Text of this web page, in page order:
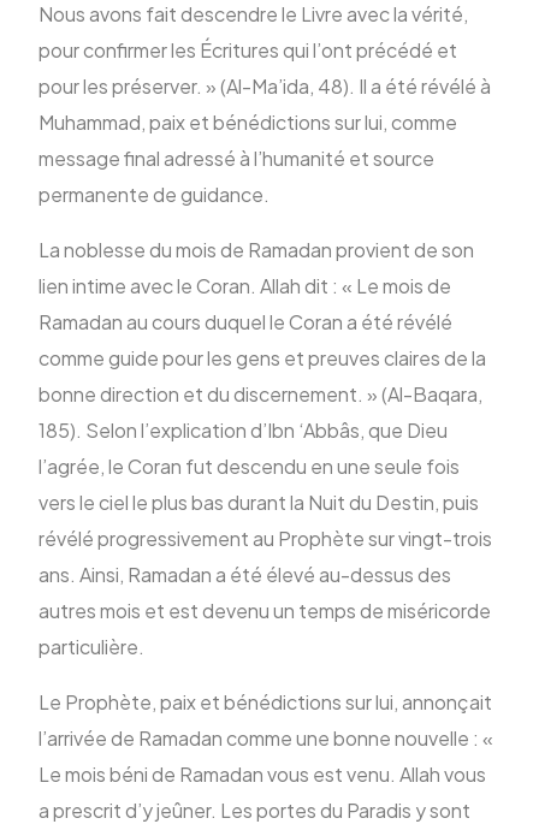
Nous avons fait descendre le Livre avec la vérité,
pour confirmer les Écritures qui l’ont précédé et
pour les préserver. » (Al-Ma’ida, 48). Il a été révélé à
Muhammad, paix et bénédictions sur lui, comme
message final adressé à l’humanité et source
permanente de guidance.
La noblesse du mois de Ramadan provient de son
lien intime avec le Coran. Allah dit : « Le mois de
Ramadan au cours duquel le Coran a été révélé
comme guide pour les gens et preuves claires de la
bonne direction et du discernement. » (Al-Baqara,
185). Selon l’explication d’Ibn ‘Abbâs, que Dieu
l’agrée, le Coran fut descendu en une seule fois
vers le ciel le plus bas durant la Nuit du Destin, puis
révélé progressivement au Prophète sur vingt-trois
ans. Ainsi, Ramadan a été élevé au-dessus des
autres mois et est devenu un temps de miséricorde
particulière.
Le Prophète, paix et bénédictions sur lui, annonçait
l’arrivée de Ramadan comme une bonne nouvelle : «
Le mois béni de Ramadan vous est venu. Allah vous
a prescrit d’y jeûner. Les portes du Paradis y sont
ENG